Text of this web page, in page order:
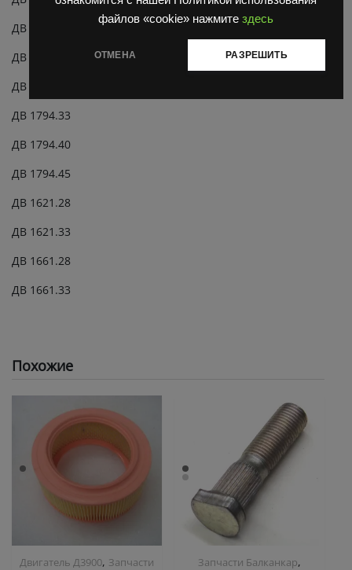
файлов «cookie» нажмите здесь
ОТМЕНА РАЗРЕШИТЬ
ДВ 1792.40
ДВ 1792.45
ДВ 1794.28
ДВ 1794.33
ДВ 1794.40
ДВ 1794.45
ДВ 1621.28
ДВ 1621.33
ДВ 1661.28
ДВ 1661.33
Похожие
Двигатель Д3900, Запчасти
Запчасти Балканкар,